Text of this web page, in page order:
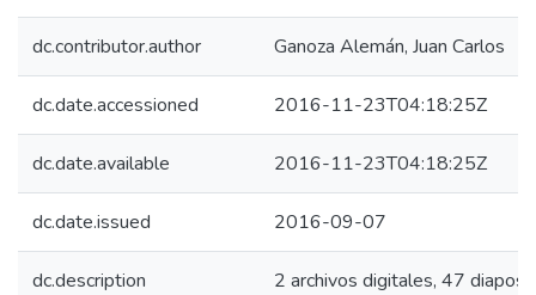
dc.contributor.author Ganoza Alemán, Juan Carlos
dc.date.accessioned 2016-11-23T04:18:25Z
dc.date.available 2016-11-23T04:18:25Z
dc.date.issued 2016-09-07
dc.description 2 archivos digitales, 47